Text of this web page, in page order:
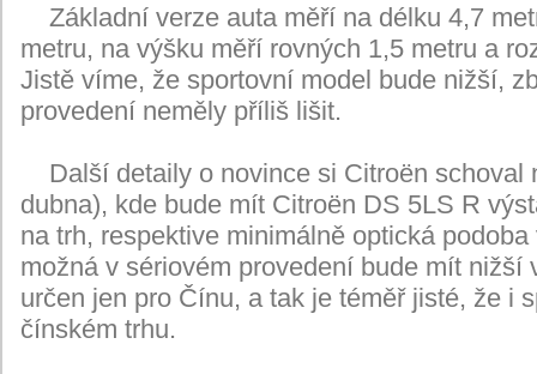
Základní verze auta měří na délku 4,7
metru, na výšku měří rovných 1,5 metru a
Jistě víme, že sportovní model bude nižší,
provedení neměly příliš lišit.
Další detaily o novince si Citroën schoval
dubna), kde bude mít Citroën DS 5LS R
na trh, respektive minimálně optická
možná v sériovém provedení bude mít
určen jen pro Čínu, a tak je téměř jisté, že i
čínském trhu.